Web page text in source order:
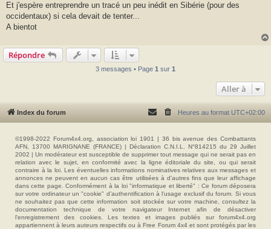
Et j'espère entreprendre un tracé un peu inédit en Sibérie (pour des
occidentaux) si cela devait de tenter...
A bientot
Répondre
3 messages • Page 1 sur 1
Aller à
Index du forum Heures au format UTC+02:00
©1998-2022 Forum4x4.org, association loi 1901 | 36 bis avenue des Combattants
AFN, 13700 MARIGNANE (FRANCE) | Déclaration C.N.I.L. N°814215 du 29 Juillet
2002 | Un modérateur est susceptible de supprimer tout message qui ne serait pas en
relation avec le sujet, en conformité avec la ligne éditoriale du site, ou qui serait
contraire à la loi. Les éventuelles informations nominatives relatives aux messages et
annonces ne peuvent en aucun cas être utilisées à d'autres fins que leur affichage
dans cette page. Conformément à la loi "informatique et liberté" : Ce forum déposera
sur votre ordinateur un "cookie" d’authentification à l'usage exclusif du forum. Si vous
ne souhaitez pas que cette information soit stockée sur votre machine, consultez la
documentation technique de votre navigateur Internet afin de désactiver
l'enregistrement des cookies. Les textes et images publiés sur forum4x4.org
appartiennent à leurs auteurs respectifs ou à Free Forum 4x4 et sont protégés par les